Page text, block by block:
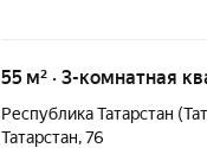
55 м² · 3-комнатная
Республика Татарстан
Татарстан,76